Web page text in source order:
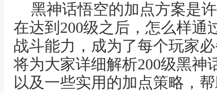
黑神话悟空的加点方案是
在达到200级之后，怎么样通
战斗能力，成为了每个玩家
将为大家详细解析200级黑神
以及一些实用的加点策略，